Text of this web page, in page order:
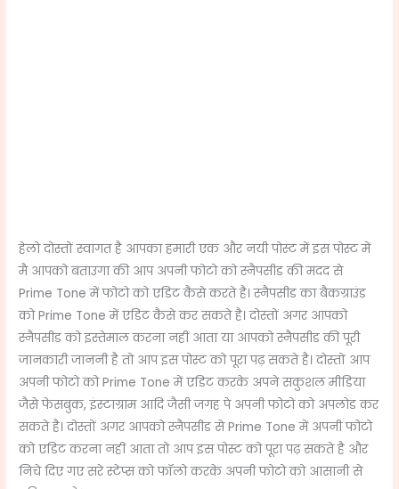
हेलो दोस्तों स्वागत है आपका हमारी एक और नयी पोस्ट में इस पोस्ट में
मै आपको बताउगा की आप अपनी फोटो को स्नैपसीड की मदद से
Prime Tone में फोटो को एडिट कैसे करते है। स्नैपसीड का बैकग्राउंड
को Prime Tone में एडिट कैसे कर सकते है। दोस्तों अगर आपको
स्नैपसीड को इस्तेमाल करना नहीं आता या आपको स्नैपसीड की पूरी
जानकारी जाननी है तो आप इस पोस्ट को पूरा पढ़ सकते है। दोस्तों आप
अपनी फोटो को Prime Tone में एडिट करके अपने सकुशल मीडिया
जैसे फेसबुक, इंस्टाग्राम आदि जैसी जगह पे अपनी फोटो को अपलोड कर
सकते है। दोस्तों अगर आपको स्नैपसीड से Prime Tone में अपनी फोटो
को एडिट करना नहीं आता तो आप इस पोस्ट को पूरा पढ़ सकते है और
निचे दिए गए सरे स्टेप्स को फॉलो करके अपनी फोटो को आसानी से